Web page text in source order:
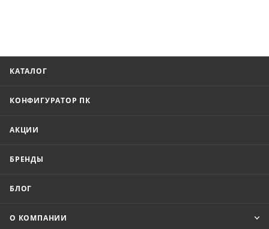
КАТАЛОГ
КОНФИГУРАТОР ПК
АКЦИИ
БРЕНДЫ
БЛОГ
О КОМПАНИИ